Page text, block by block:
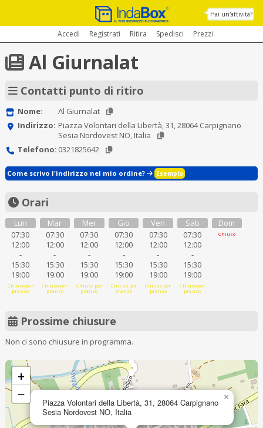
Hai un'attività?
Accedi Registrati Ritira Spedisci Prezzi
Al Giurnalat
Contatti punto di ritiro
Nome:
Al Giurnalat
Indirizzo: Piazza Volontari della Libertà, 31, 28064 Carpignano
Sesia Nordovest NO, Italia
Telefono: 0321825642
Come scrivo l'indirizzo nel mio ordine? Esempio
Orari
Lun
07:30
12:00
-
15:30
19:00
Chiuso per
pranzo
Mar
07:30
12:00
-
15:30
19:00
Chiuso per
pranzo
Mer
07:30
12:00
-
15:30
19:00
Chiuso per
pranzo
Gio
07:30
12:00
-
15:30
19:00
Chiuso per
pranzo
Ven
07:30
12:00
-
15:30
19:00
Chiuso per
pranzo
Sab
07:30
12:00
-
15:30
19:00
Chiuso per
pranzo
Dom
Chiuso
Prossime chiusure
Non ci sono chiusure in programma.
Piazza Volontari della Libertà, 31, 28064 Carpignano
Sesia Nordovest NO, Italia
×
+
−